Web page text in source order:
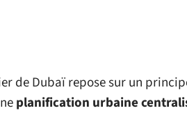
de Dubaï repose sur un
planification urbaine